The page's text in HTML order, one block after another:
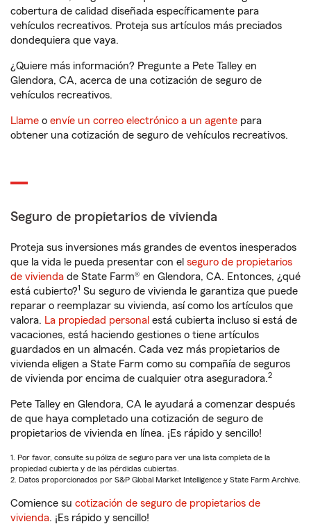
cobertura de calidad diseñada específicamente para
vehículos recreativos. Proteja sus artículos más preciados
dondequiera que vaya.
¿Quiere más información? Pregunte a Pete Talley en
Glendora, CA, acerca de una cotización de seguro de
vehículos recreativos.
Llame o envíe un correo electrónico a un agente para
obtener una cotización de seguro de vehículos recreativos.
Seguro de propietarios de vivienda
Proteja sus inversiones más grandes de eventos inesperados
que la vida le pueda presentar con el seguro de propietarios
de vivienda de State Farm® en Glendora, CA. Entonces, ¿qué
está cubierto?1 Su seguro de vivienda le garantiza que puede
reparar o reemplazar su vivienda, así como los artículos que
valora. La propiedad personal está cubierta incluso si está de
vacaciones, está haciendo gestiones o tiene artículos
guardados en un almacén. Cada vez más propietarios de
vivienda eligen a State Farm como su compañía de seguros
de vivienda por encima de cualquier otra aseguradora.2
Pete Talley en Glendora, CA le ayudará a comenzar después
de que haya completado una cotización de seguro de
propietarios de vivienda en línea. ¡Es rápido y sencillo!
1. Por favor, consulte su póliza de seguro para ver una lista completa de la
propiedad cubierta y de las pérdidas cubiertas.
2. Datos proporcionados por S&P Global Market Intelligence y State Farm Archive.
Comience su cotización de seguro de propietarios de
vivienda. ¡Es rápido y sencillo!